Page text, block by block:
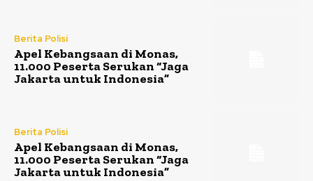
Berita Polisi
Apel Kebangsaan di Monas,
11.000 Peserta Serukan “Jaga
Jakarta untuk Indonesia”
Berita Polisi
Apel Kebangsaan di Monas,
11.000 Peserta Serukan “Jaga
Jakarta untuk Indonesia”